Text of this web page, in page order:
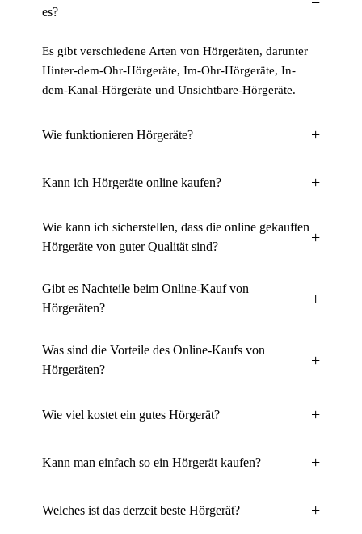
es?
Es gibt verschiedene Arten von Hörgeräten, darunter
Hinter-dem-Ohr-Hörgeräte, Im-Ohr-Hörgeräte, In-
dem-Kanal-Hörgeräte und Unsichtbare-Hörgeräte.
Wie funktionieren Hörgeräte?
Kann ich Hörgeräte online kaufen?
Wie kann ich sicherstellen, dass die online gekauften
Hörgeräte von guter Qualität sind?
Gibt es Nachteile beim Online-Kauf von
Hörgeräten?
Was sind die Vorteile des Online-Kaufs von
Hörgeräten?
Wie viel kostet ein gutes Hörgerät?
Kann man einfach so ein Hörgerät kaufen?
Welches ist das derzeit beste Hörgerät?